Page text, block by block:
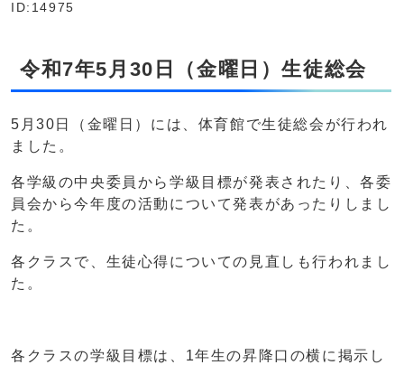
ID:14975
令和7年5月30日（金曜日）生徒総会
5月30日（金曜日）には、体育館で生徒総会が行われ
ました。
各学級の中央委員から学級目標が発表されたり、各委
員会から今年度の活動について発表があったりしまし
た。
各クラスで、生徒心得についての見直しも行われまし
た。
各クラスの学級目標は、1年生の昇降口の横に掲示し